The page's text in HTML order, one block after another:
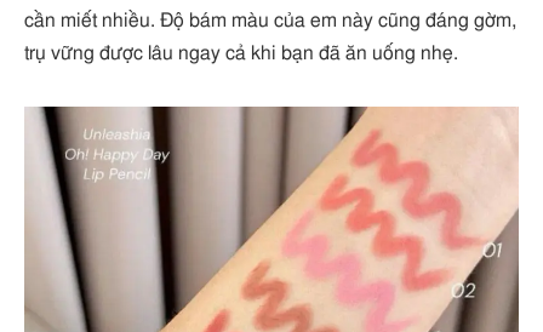
cần miết nhiều. Độ bám màu của em này cũng đáng gờm,
trụ vững được lâu ngay cả khi bạn đã ăn uống nhẹ.